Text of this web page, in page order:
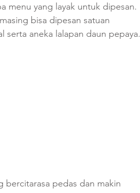
menu yang layak untuk dipesan.
bisa dipesan satuan
aneka lalapan daun pepaya.
bercitarasa pedas dan makin